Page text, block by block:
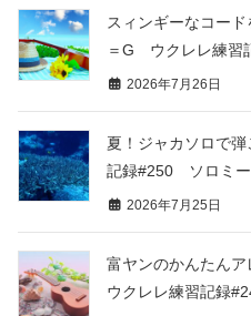
スィンギーなコー
＝G ウクレレ練習
2026年7月26日
夏！ジャカソロで
記録#250 ソロミー
2026年7月25日
富ヤンのかんたん
ウクレレ練習記録